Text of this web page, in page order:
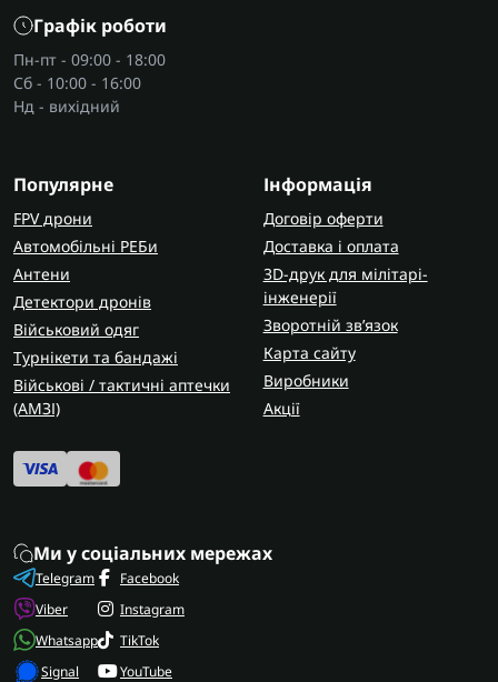
Графік роботи
Пн-пт - 09:00 - 18:00
Сб - 10:00 - 16:00
Нд - вихідний
Популярне
FPV дрони
Автомобільні РЕБи
Антени
Детектори дронів
Військовий одяг
Турнікети та бандажі
Військові / тактичні аптечки
(AMЗІ)
Інформація
Договір оферти
Доставка і оплата
3D-друк для мілітарі-
інженерії
Зворотній зв’язок
Карта сайту
Виробники
Акції
Ми у соціальних мережах
Telegram
Viber
Whatsapp
Signal
Facebook
Instagram
TikTok
YouTube